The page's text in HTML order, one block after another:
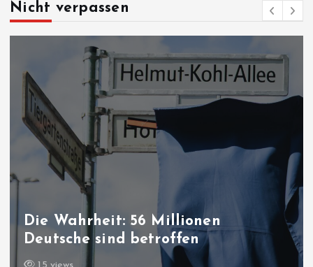
Nicht verpassen
Friedensprozess in der
Gesetz“ ist jetzt im